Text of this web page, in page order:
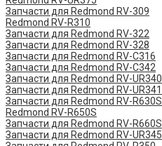
Запчасти для Redmond RV-309
Redmond RV-R310
Запчасти для Redmond RV-322
Запчасти для Redmond RV-328
Запчасти для Redmond RV-C316
Запчасти для Redmond RV-C342
Запчасти для Redmond RV-UR340
Запчасти для Redmond RV-UR341
Запчасти для Redmond RV-R630S
Redmond RV-R650S
Запчасти для Redmond RV-R660S
Запчасти для Redmond RV-UR345